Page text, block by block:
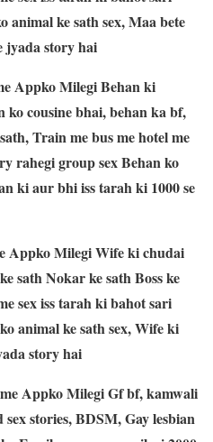
animal ke sath sex, Maa bete
jyada story hai
Appko Milegi Behan ki
cousine bhai, behan ka bf,
Train me bus me hotel me
rahegi group sex Behan ko
ki aur bhi iss tarah ki 1000 se
Appko Milegi Wife ki chudai
sath Nokar ke sath Boss ke
sex iss tarah ki bahot sari
animal ke sath sex, Wife ki
story hai
Appko Milegi Gf bf, kamwali
stories, BDSM, Gay lesbian